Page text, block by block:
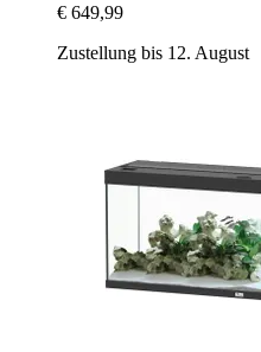
€ 649,99
Zustellung bis 12. August